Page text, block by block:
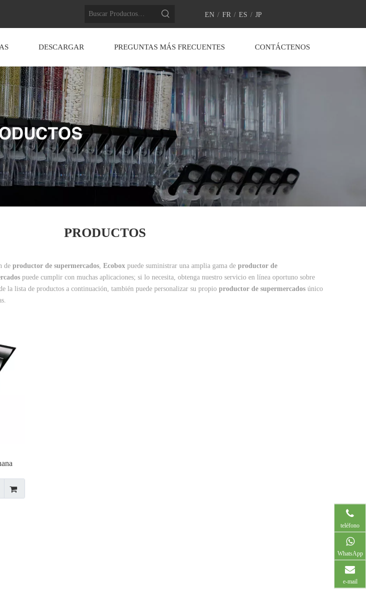
EN / FR / ES / JP
DESCARGAR PREGUNTAS MÁS FRECUENTES CONTÁCTENOS
PRODUCTOS
de productor de supermercados, Ecobox puede suministrar una amplia gama de productor de
puede cumplir con muchas aplicaciones; si lo necesita, obtenga nuestro servicio en línea oportuno sobre
la lista de productos a continuación, también puede personalizar su propio productor de supermercados único
teléfono
WhatsApp
e-mail